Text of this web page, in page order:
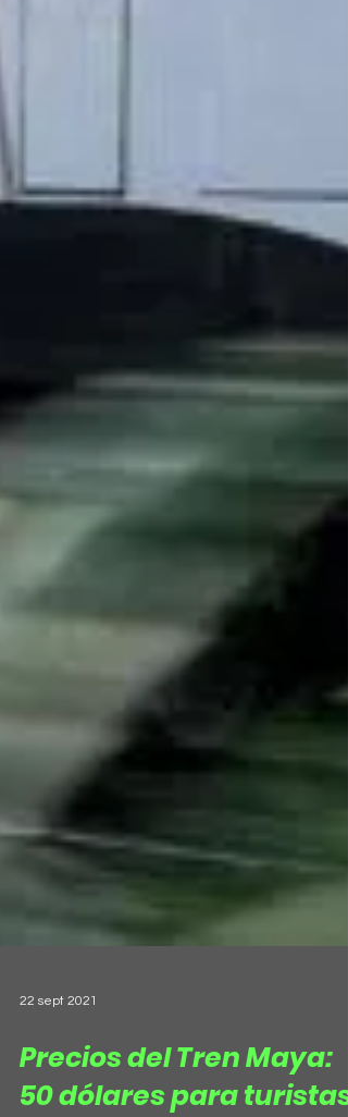
Precios del Tren Maya: